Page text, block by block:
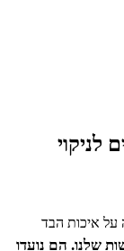
ים? קבלי 8 טיפים לניקוי
שלנו. הם נועדו